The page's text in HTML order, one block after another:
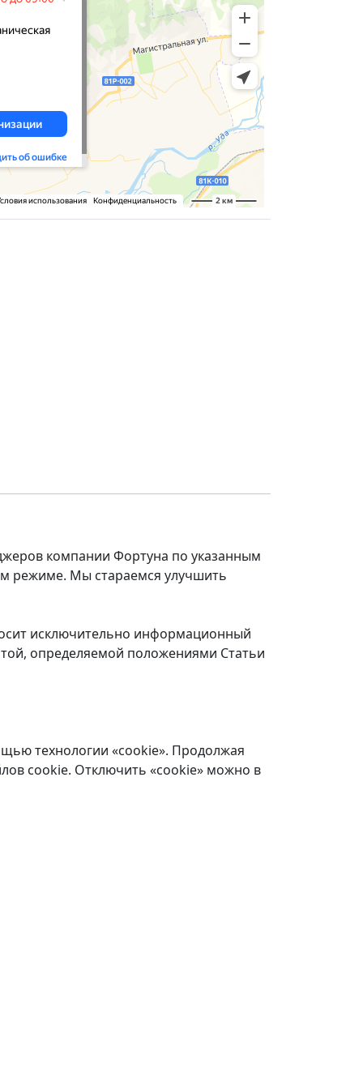
компании Фортуна по указанным
режиме. Мы стараемся улучшить
исключительно информационный
определяемой положениями Статьи
технологии «cookie». Продолжая
cookie. Отключить «cookie» можно в